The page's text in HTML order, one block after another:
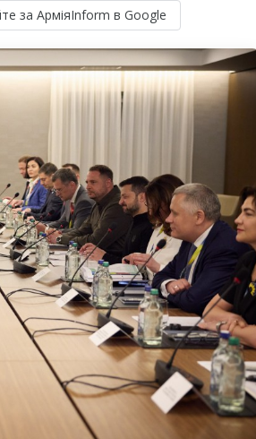
за АрміяInform в Google